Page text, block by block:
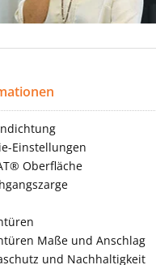
Einstellungen
Oberfläche
Maße und Anschlag
und Nachhaltigkeit